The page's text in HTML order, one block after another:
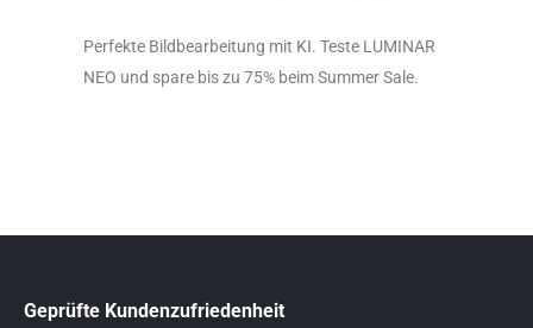
Perfekte Bildbearbeitung mit KI. Teste LUMINAR
NEO und spare bis zu 75% beim Summer Sale.
Geprüfte Kundenzufriedenheit